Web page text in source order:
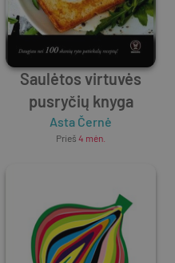
Saulėtos virtuvės
pusryčių knyga
Asta Černė
Prieš 4 mėn.